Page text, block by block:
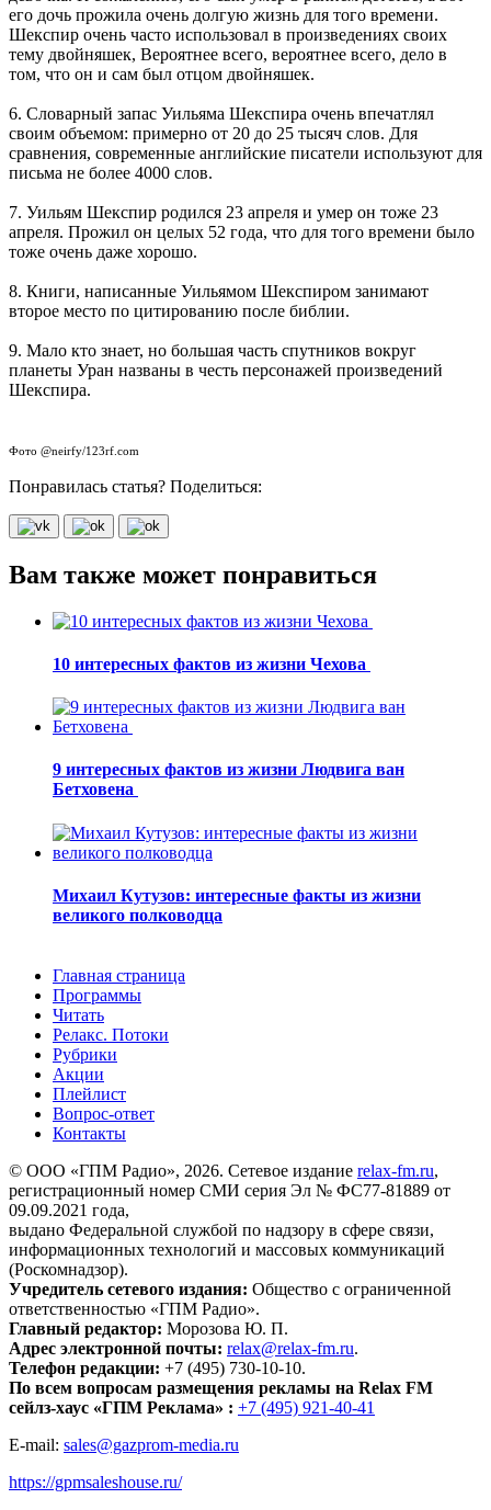
его дочь прожила очень долгую жизнь для того времени.
Шекспир очень часто использовал в произведениях своих
тему двойняшек, Вероятнее всего, вероятнее всего, дело в
том, что он и сам был отцом двойняшек.
6. Словарный запас Уильяма Шекспира очень впечатлял
своим объемом: примерно от 20 до 25 тысяч слов. Для
сравнения, современные английские писатели используют для
письма не более 4000 слов.
7. Уильям Шекспир родился 23 апреля и умер он тоже 23
апреля. Прожил он целых 52 года, что для того времени было
тоже очень даже хорошо.
8. Книги, написанные Уильямом Шекспиром занимают
второе место по цитированию после библии.
9. Мало кто знает, но большая часть спутников вокруг
планеты Уран названы в честь персонажей произведений
Шекспира.
Фото @neirfy/123rf.com
Понравилась статья? Поделиться:
Вам также может понравиться
10 интересных фактов из жизни Чехова
9 интересных фактов из жизни Людвига ван
Бетховена
Михаил Кутузов: интересные факты из жизни
великого полководца
Главная страница
Программы
Читать
Релакс. Потоки
Рубрики
Акции
Плейлист
Вопрос-ответ
Контакты
© ООО «ГПМ Радио», 2026. Сетевое издание relax-fm.ru,
регистрационный номер СМИ серия Эл № ФС77-81889 от
09.09.2021 года,
выдано Федеральной службой по надзору в сфере связи,
информационных технологий и массовых коммуникаций
(Роскомнадзор).
Учредитель сетевого издания: Общество с ограниченной
ответственностью «ГПМ Радио».
Главный редактор: Морозова Ю. П.
Адрес электронной почты: relax@relax-fm.ru.
Телефон редакции: +7 (495) 730-10-10.
По всем вопросам размещения рекламы на Relax FM
сейлз-хаус «ГПМ Реклама» : +7 (495) 921-40-41
E-mail: sales@gazprom-media.ru
https://gpmsaleshouse.ru/